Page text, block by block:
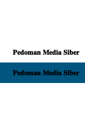
𝐏𝐞𝐝𝐨𝐦𝐚𝐧 𝐌𝐞𝐝𝐢𝐚 𝐒𝐢𝐛𝐞𝐫
𝐏𝐞𝐝𝐨𝐦𝐚𝐧 𝐌𝐞𝐝𝐢𝐚 𝐒𝐢𝐛𝐞𝐫